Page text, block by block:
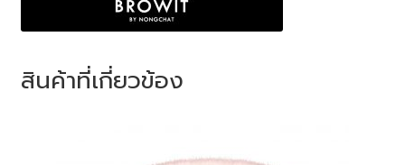
สินค้าที่เกี่ยวข้อง